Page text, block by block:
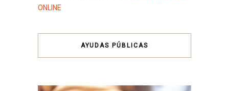
ONLINE
AYUDAS PÚBLICAS